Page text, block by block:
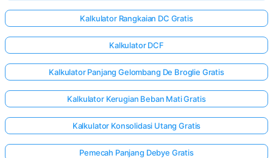
Kalkulator Rangkaian DC Gratis
Kalkulator DCF
Kalkulator Panjang Gelombang De Broglie Gratis
Kalkulator Kerugian Beban Mati Gratis
Kalkulator Konsolidasi Utang Gratis
Pemecah Panjang Debye Gratis